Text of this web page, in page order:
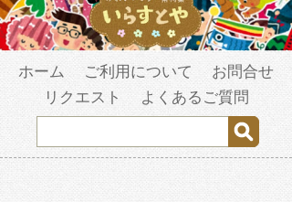
ホーム ご利用について
お問合せ
リクエスト
よくあるご質問